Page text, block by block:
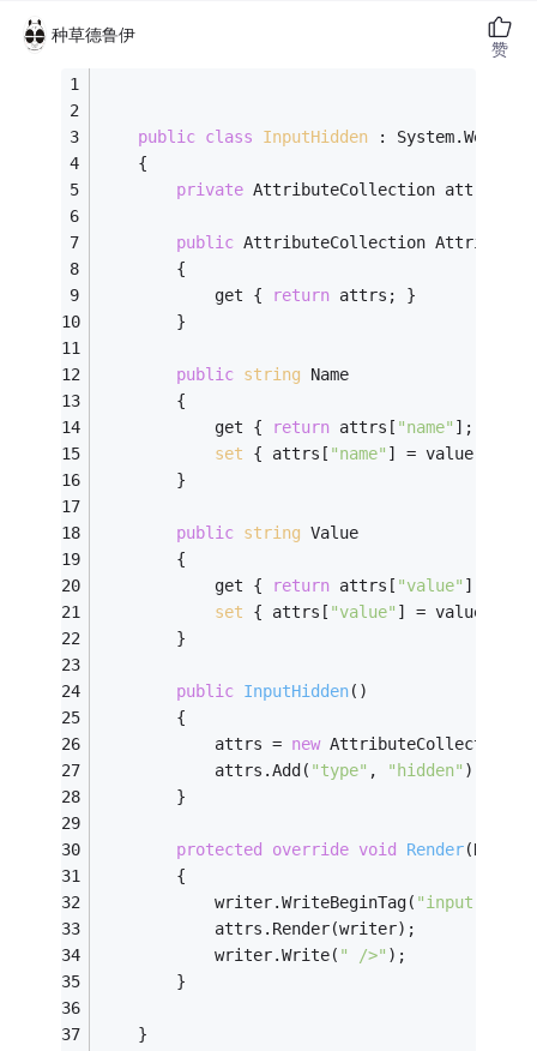
种草德鲁伊
public class InputHidden :
    {
private AttributeCollection attrs;
public AttributeCollection
        {
            get {
return attrs; }
        }
public string Name
        {
            get {
return attrs[ "name" ]; }
set { attrs[ "name" ] = value; }
        }
public string Value
        {
            get {
return attrs[ "value" ]; }
set { attrs[ "value" ] = value; }
        }
public InputHidden()
        {
            attrs =
new
            attrs.Add(
"type" , "hidden" );
        }
protected override void Render
        {
            writer.WriteBeginTag(
"input"
            attrs.Render(writer);
            writer.Write(
" />" );
        }
    }
赞